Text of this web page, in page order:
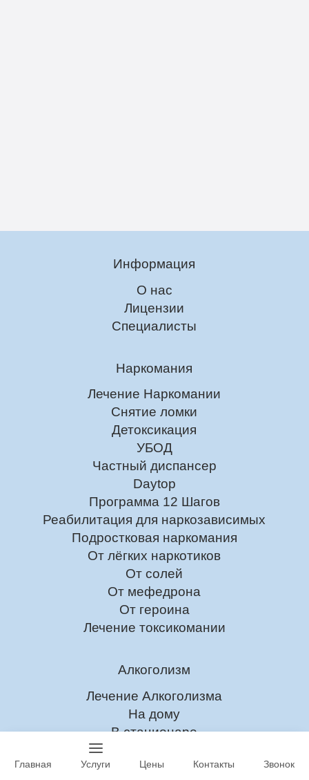
Информация
О нас
Лицензии
Специалисты
Наркомания
Лечение Наркомании
Снятие ломки
Детоксикация
УБОД
Частный диспансер
Daytop
Программа 12 Шагов
Реабилитация для наркозависимых
Подростковая наркомания
От лёгких наркотиков
От солей
От мефедрона
От героина
Лечение токсикомании
Алкоголизм
Лечение Алкоголизма
На дому
В стационаре
Реабилитация для алкоголиков
Главная Услуги Цены Контакты Звонок